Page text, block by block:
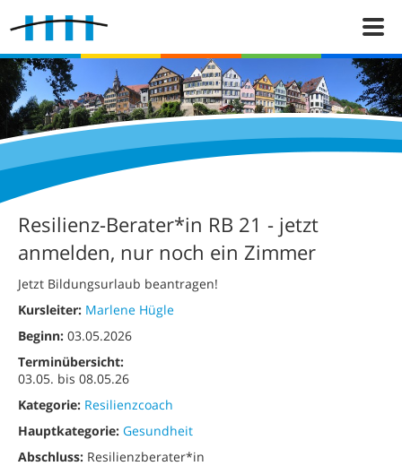
Resilienz-Berater*in RB 21 - jetzt
anmelden, nur noch ein Zimmer
Jetzt Bildungsurlaub beantragen!
Kursleiter: Marlene Hügle
Beginn: 03.05.2026
Terminübersicht:
03.05. bis 08.05.26
Kategorie: Resilienzcoach
Hauptkategorie: Gesundheit
Abschluss: Resilienzberater*in